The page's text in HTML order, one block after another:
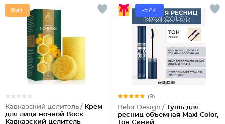
Кавказский целитель / Крем
для лица ночной Воск
Кавказский целитель
-57%
(9)
Belor Design / Тушь для
ресниц объемная Maxi Color,